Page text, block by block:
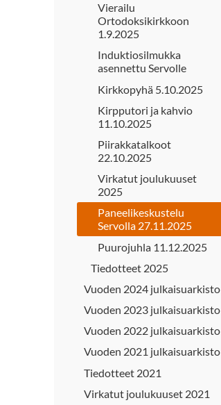
Vierailu
Ortodoksikirkkoon
1.9.2025
Induktiosilmukka
asennettu Servolle
Kirkkopyhä 5.10.2025
Kirpputori ja kahvio
11.10.2025
Piirakkatalkoot
22.10.2025
Virkatut joulukuuset
2025
Paneelikeskustelu
Servolla 27.11.2025
Puurojuhla 11.12.2025
Tiedotteet 2025
Vuoden 2024 julkaisuarkisto
Vuoden 2023 julkaisuarkisto
Vuoden 2022 julkaisuarkisto
Vuoden 2021 julkaisuarkisto
Tiedotteet 2021
Virkatut joulukuuset 2021